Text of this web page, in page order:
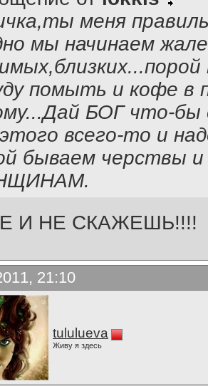
меня
мы начинаем
помыть и кофе в
БОГ что-бы
всего-то и
бываем черствы
И НЕ СКАЖЕШЬ!!!!
21:10
tululueva
Живу я здесь